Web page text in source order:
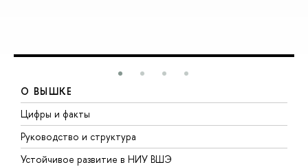
О ВЫШКЕ
Цифры и факты
Руководство и структура
Устойчивое развитие в НИУ ВШЭ